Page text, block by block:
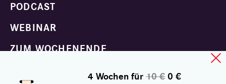
PODCAST
WEBINAR
ZUM WOCHENENDE
KOLUMNEN ABONNIEREN
4 Wochen für10 €0 €